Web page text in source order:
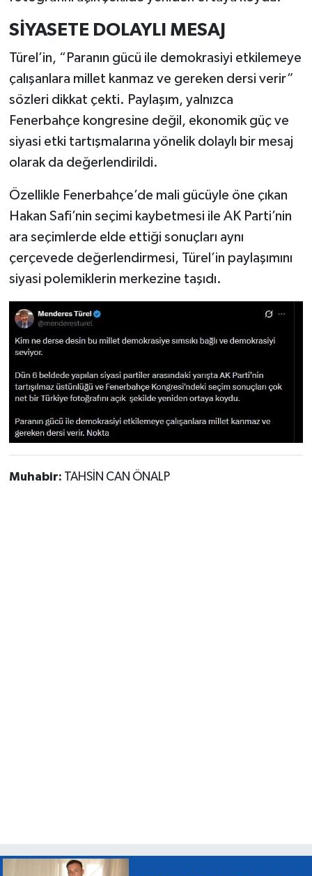
SİYASETE DOLAYLI MESAJ
Türel’in, “Paranın gücü ile demokrasiyi etkilemeye
çalışanlara millet kanmaz ve gereken dersi verir”
sözleri dikkat çekti. Paylaşım, yalnızca
Fenerbahçe kongresine değil, ekonomik güç ve
siyasi etki tartışmalarına yönelik dolaylı bir mesaj
olarak da değerlendirildi.
Özellikle Fenerbahçe’de mali gücüyle öne çıkan
Hakan Safi’nin seçimi kaybetmesi ile AK Parti’nin
ara seçimlerde elde ettiği sonuçları aynı
çerçevede değerlendirmesi, Türel’in paylaşımını
siyasi polemiklerin merkezine taşıdı.
Muhabir: TAHSİN CAN ÖNALP